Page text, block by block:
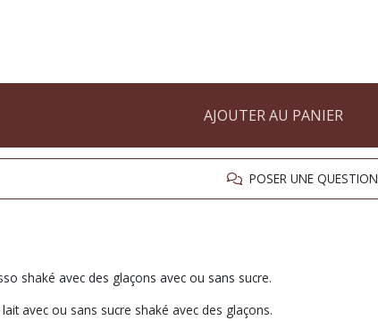
AJOUTER AU PANIER
POSER UNE QUESTION
shaké avec des glaçons avec ou sans sucre.
avec ou sans sucre shaké avec des glaçons.